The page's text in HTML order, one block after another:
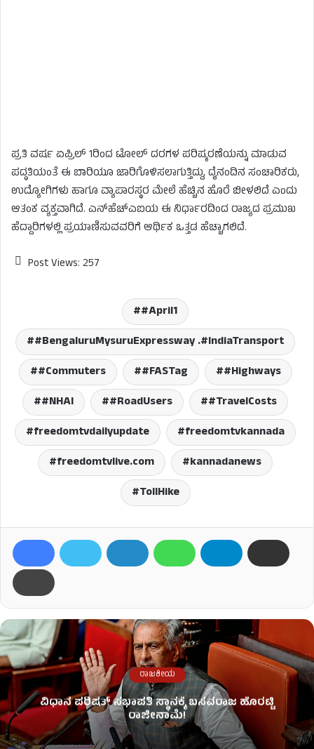
ಪ್ರತಿ ವರ್ಷ ಏಪ್ರಿಲ್ 1ರಿಂದ ಟೋಲ್ ದರಗಳ ಪರಿಷ್ಕರಣೆಯನ್ನು ಮಾಡುವ
ಪದ್ಧತಿಯಂತೆ ಈ ಬಾರಿಯೂ ಜಾರಿಗೊಳಿಸಲಾಗುತ್ತಿದ್ದು, ದೈನಂದಿನ ಸಂಚಾರಿಕರು,
ಉದ್ಯೋಗಿಗಳು ಹಾಗೂ ವ್ಯಾಪಾರಸ್ಥರ ಮೇಲೆ ಹೆಚ್ಚಿನ ಹೊರೆ ಬೀಳಲಿದೆ ಎಂದು
ಆತಂಕ ವ್ಯಕ್ತವಾಗಿದೆ. ಎನ್‌ಹೆಚ್‌ಎಐಯ ಈ ನಿರ್ಧಾರದಿಂದ ರಾಜ್ಯದ ಪ್ರಮುಖ
ಹೆದ್ದಾರಿಗಳಲ್ಲಿ ಪ್ರಯಾಣಿಸುವವರಿಗೆ ಆರ್ಥಿಕ ಒತ್ತಡ ಹೆಚ್ಚಾಗಲಿದೆ.
Post Views: 257
#April1
#BengaluruMysuruExpressway .#IndiaTransport
#Commuters
#FASTag
#Highways
#NHAI
#RoadUsers
#TravelCosts
freedomtvdailyupdate
freedomtvkannada
freedomtvlive.com
kannadanews
TollHike
ರಾಜಕೀಯ
ವಿಧಾನ ಪರಿಷತ್ ಸಭಾಪತಿ ಸ್ಥಾನಕ್ಕೆ ಬಸವರಾಜ ಹೊರಟ್ಟಿ
ರಾಜೀನಾಮೆ!